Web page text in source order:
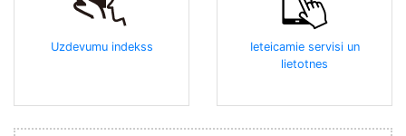
Uzdevumu indekss
Ieteicamie servisi un
lietotnes